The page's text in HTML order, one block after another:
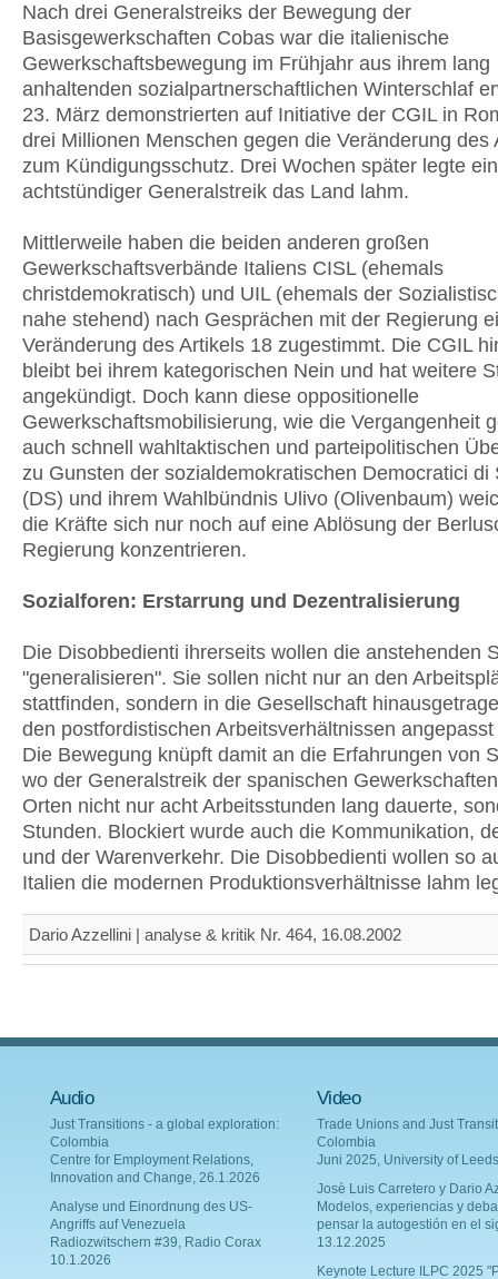
Nach drei Generalstreiks der Bewegung der
Basisgewerkschaften Cobas war die italienische
Gewerkschaftsbewegung im Frühjahr aus ihrem lang
anhaltenden sozialpartnerschaftlichen Winterschlaf
23. März demonstrierten auf Initiative der CGIL in
drei Millionen Menschen gegen die Veränderung des
zum Kündigungsschutz. Drei Wochen später legte ein
achtstündiger Generalstreik das Land lahm.
Mittlerweile haben die beiden anderen großen
Gewerkschaftsverbände Italiens CISL (ehemals
christdemokratisch) und UIL (ehemals der
nahe stehend) nach Gesprächen mit der Regierung
Veränderung des Artikels 18 zugestimmt. Die CGIL
bleibt bei ihrem kategorischen Nein und hat weitere
angekündigt. Doch kann diese oppositionelle
Gewerkschaftsmobilisierung, wie die Vergangenheit
auch schnell wahltaktischen und parteipolitischen
zu Gunsten der sozialdemokratischen Democratici di
(DS) und ihrem Wahlbündnis Ulivo (Olivenbaum)
die Kräfte sich nur noch auf eine Ablösung der
Regierung konzentrieren.
Sozialforen: Erstarrung und Dezentralisierung
Die Disobbedienti ihrerseits wollen die anstehenden
"generalisieren". Sie sollen nicht nur an den
stattfinden, sondern in die Gesellschaft
den postfordistischen Arbeitsverhältnissen
Die Bewegung knüpft damit an die Erfahrungen von
wo der Generalstreik der spanischen
Orten nicht nur acht Arbeitsstunden lang dauerte,
Stunden. Blockiert wurde auch die Kommunikation,
und der Warenverkehr. Die Disobbedienti wollen so
Italien die modernen Produktionsverhältnisse lahm
Dario Azzellini | analyse & kritik Nr. 464, 16.08.2002
Audio
Just Transitions - a global exploration:
Colombia
Centre for Employment Relations,
Innovation and Change, 26.1.2026
Analyse und Einordnung des US-
Angriffs auf Venezuela
Radiozwitschern #39, Radio Corax
10.1.2026
Video
Trade Unions and Just
Colombia
Juni 2025, University of Leeds
Josè Luis Carretero y Dario
Modelos, experiencias y
pensar la autogestión en el
13.12.2025
Keynote Lecture ILPC 2025